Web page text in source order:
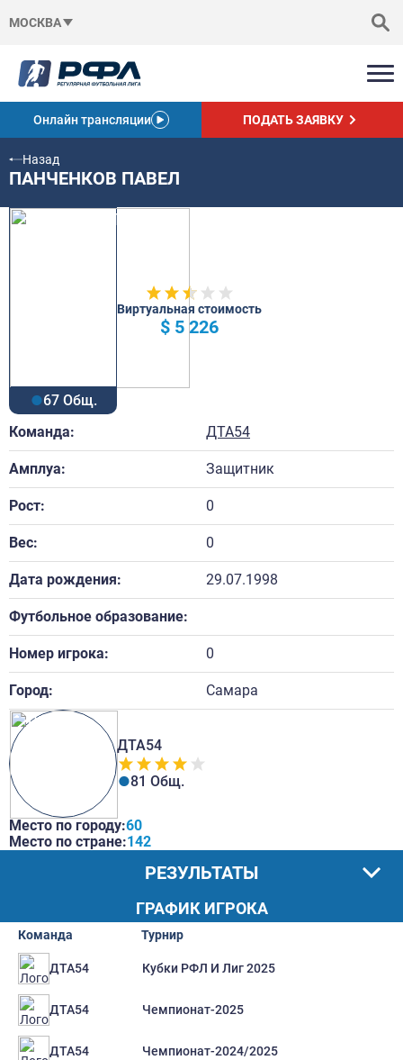
МОСКВА
Онлайн трансляции ПОДАТЬ ЗАЯВКУ
Назад
ПАНЧЕНКОВ ПАВЕЛ
67 Общ.
Виртуальная стоимость
$ 5 226
Команда: ДТА54
Амплуа: Защитник
Рост: 0
Вес: 0
Дата рождения: 29.07.1998
Футбольное образование:
Номер игрока: 0
Город: Самара
ДТА54
81 Общ.
Место по городу:60
Место по стране:142
РЕЗУЛЬТАТЫ
ГРАФИК ИГРОКА
Команда Турнир
ДТА54 Кубки РФЛ И Лиг 2025
ДТА54 Чемпионат-2025
ДТА54 Чемпионат-2024/2025